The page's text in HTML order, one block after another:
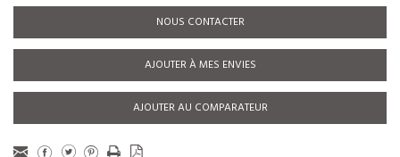
NOUS CONTACTER
AJOUTER À MES ENVIES
AJOUTER AU COMPARATEUR